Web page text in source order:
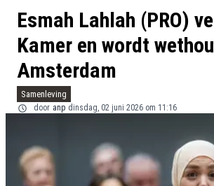
Esmah Lahlah (PRO)
Kamer en wordt
Amsterdam
Samenleving
door anp dinsdag, 02 juni 2026 om 11:16